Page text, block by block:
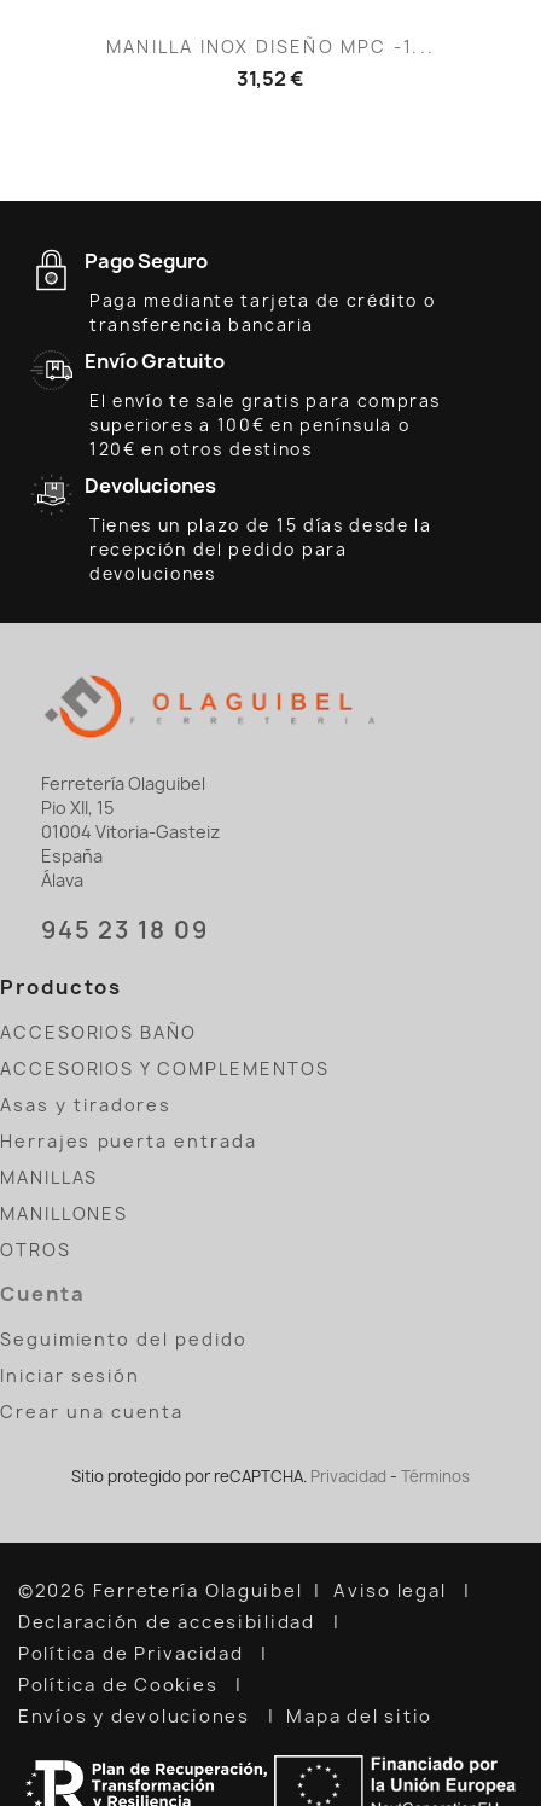
MANILLA INOX DISEÑO MPC -1...
31,52 €
Pago Seguro
Paga mediante tarjeta de crédito o
transferencia bancaria
Envío Gratuito
El envío te sale gratis para compras
superiores a 100€ en península o
120€ en otros destinos
Devoluciones
Tienes un plazo de 15 días desde la
recepción del pedido para
devoluciones
Ferretería Olaguibel
Pio XII, 15
01004 Vitoria-Gasteiz
España
Álava
945 23 18 09
Productos
ACCESORIOS BAÑO
ACCESORIOS Y COMPLEMENTOS
Asas y tiradores
Herrajes puerta entrada
MANILLAS
MANILLONES
OTROS
Cuenta
Seguimiento del pedido
Iniciar sesión
Crear una cuenta
Sitio protegido por reCAPTCHA. Privacidad - Términos
©2026 Ferretería Olaguibel
Aviso legal
Declaración de accesibilidad
Política de Privacidad
Política de Cookies
Envíos y devoluciones
Mapa del sitio